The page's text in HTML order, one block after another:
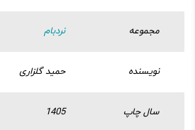
مجموعه نردبام
نویسنده حمید گلزاری
سال چاپ 1405